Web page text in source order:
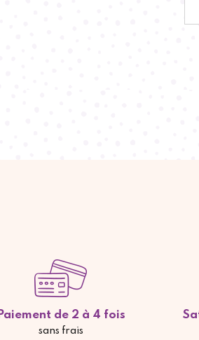
Paiement de 2 à 4 fois
sans frais